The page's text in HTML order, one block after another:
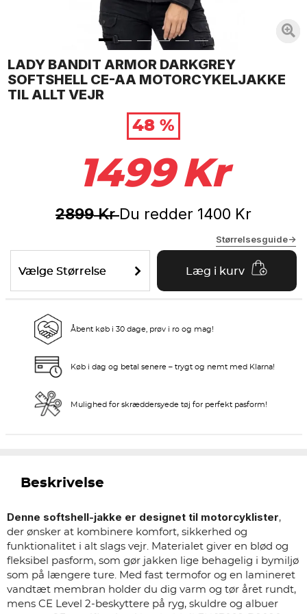
LADY BANDIT ARMOR DARKGREY
SOFTSHELL CE-AA MOTORCYKELJAKKE
TIL ALLT VEJR
48 %
1499 Kr
2899KrDu redder 1400 Kr
Størrelsesguide->
Vælge Størrelse Læg i kurv
Åbent køb i 30 dage, prøv i ro og mag!
Køb i dag og betal senere – trygt og nemt med Klarna!
Mulighed for skræddersyede tøj for perfekt pasform!
Beskrivelse
Denne softshell-jakke er designet til motorcyklister,
der ønsker at kombinere komfort, sikkerhed og
funktionalitet i alt slags vejr. Materialet giver en blød og
fleksibel pasform, som gør jakken lige behagelig i bymiljø
som på længere ture. Med fast termofor og en lamineret
vandtæt membran holder du dig varm og tør året rundt,
mens CE Level 2-beskyttere på ryg, skuldre og albuer